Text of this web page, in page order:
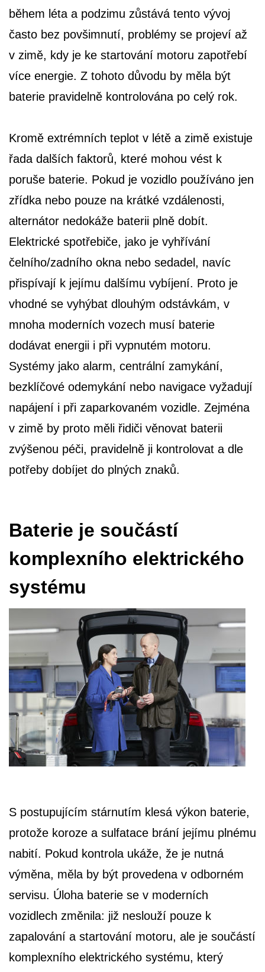
během léta a podzimu zůstává tento vývoj
často bez povšimnutí, problémy se projeví až
v zimě, kdy je ke startování motoru zapotřebí
více energie. Z tohoto důvodu by měla být
baterie pravidelně kontrolována po celý rok.
Kromě extrémních teplot v létě a zimě existuje
řada dalších faktorů, které mohou vést k
poruše baterie. Pokud je vozidlo používáno jen
zřídka nebo pouze na krátké vzdálenosti,
alternátor nedokáže baterii plně dobít.
Elektrické spotřebiče, jako je vyhřívání
čelního/zadního okna nebo sedadel, navíc
přispívají k jejímu dalšímu vybíjení. Proto je
vhodné se vyhýbat dlouhým odstávkám, v
mnoha moderních vozech musí baterie
dodávat energii i při vypnutém motoru.
Systémy jako alarm, centrální zamykání,
bezklíčové odemykání nebo navigace vyžadují
napájení i při zaparkovaném vozidle. Zejména
v zimě by proto měli řidiči věnovat baterii
zvýšenou péči, pravidelně ji kontrolovat a dle
potřeby dobíjet do plných znaků.
Baterie je součástí
komplexního elektrického
systému
S postupujícím stárnutím klesá výkon baterie,
protože koroze a sulfatace brání jejímu plnému
nabití. Pokud kontrola ukáže, že je nutná
výměna, měla by být provedena v odborném
servisu. Úloha baterie se v moderních
vozidlech změnila: již neslouží pouze k
zapalování a startování motoru, ale je součástí
komplexního elektrického systému, který